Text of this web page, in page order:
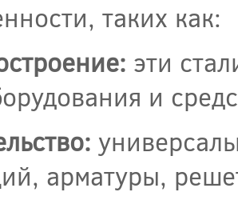
таких как:
эти
и
арматуры,